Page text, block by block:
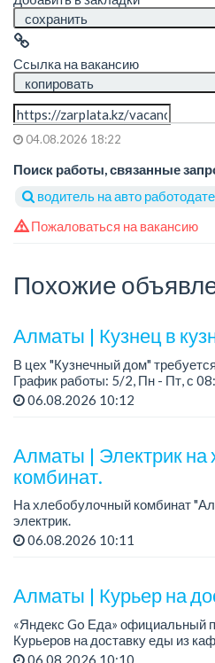
сохранить
Ссылка на вакансию
копировать
04.08.2026 18:22
Поиск работы, связанные
водитель на авто
Пожаловаться на вакансию
Похожие
Алматы | Кузнец в
В цех "Кузнечный дом"
График работы: 5/2, Пн - Пт, с
суббота.
- о...
06.08.2026 10:12
Алматы | Электрик на
комбинат.
На хлебобулочный комбинат
электрик.
Зарплата: от 250 000 тенге на
06.08.2026 10:11
Алматы | Курьер на
«Яндекс Go Еда» официальный
Курьеров на доставку еды из
06.08.2026 10:10